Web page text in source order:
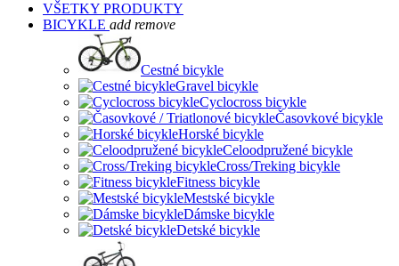
VŠETKY PRODUKTY
BICYKLE add remove
Cestné bicykle
Gravel bicykle
Cyclocross bicykle
Časovkové bicykle
Horské bicykle
Celoodpružené bicykle
Cross/Treking bicykle
Fitness bicykle
Mestské bicykle
Dámske bicykle
Detské bicykle